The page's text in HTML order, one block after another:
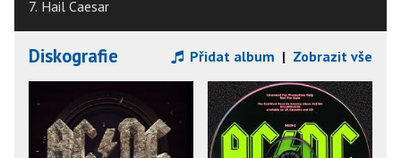
7. Hail Caesar
Diskografie Přidat album | Zobrazit vše